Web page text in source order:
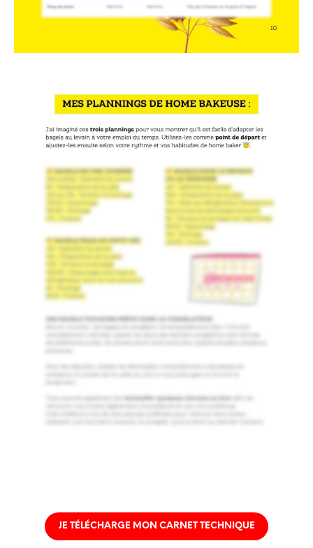
JE TÉLÉCHARGE MON CARNET TECHNIQUE